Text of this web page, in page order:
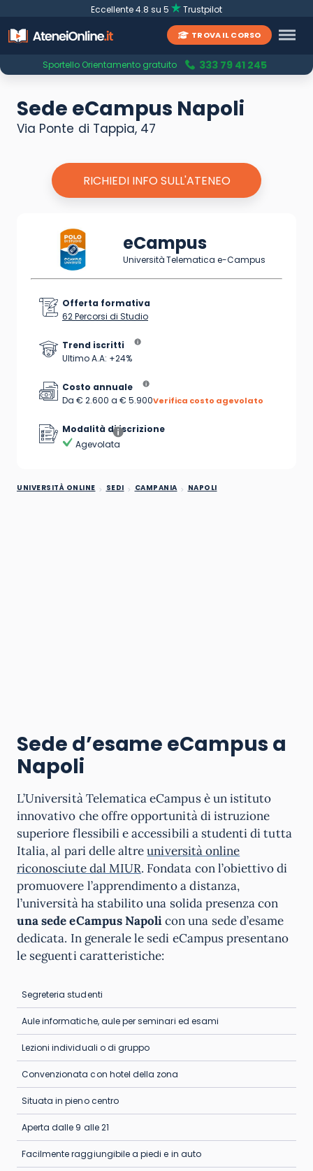
Eccellente 4.8 su 5 Trustpilot
TROVA IL CORSO
Sportello Orientamento gratuito 333 79 41 245
Sede eCampus Napoli
Via Ponte di Tappia, 47
RICHIEDI INFO SULL'ATENEO
eCampus
Università Telematica e-Campus
Offerta formativa
62 Percorsi di Studio
Trend iscritti
Ultimo A.A: +24%
Costo annuale
Da € 2.600 a € 5.900Verifica costo agevolato
Modalità di iscrizione
Agevolata
UNIVERSITÀ ONLINE SEDI CAMPANIA NAPOLI
Sede d’esame eCampus a
Napoli
L’Università Telematica eCampus è un istituto
innovativo che offre opportunità di istruzione
superiore flessibili e accessibili a studenti di tutta
Italia, al pari delle altreuniversità online
riconosciute dal MIUR. Fondata con l’obiettivo di
promuovere l’apprendimento a distanza,
l’università ha stabilito una solida presenza con
una sede eCampus Napolicon una sede d’esame
dedicata. In generale le sedi eCampus presentano
le seguenti caratteristiche:
Segreteria studenti
Aule informatiche, aule per seminari ed esami
Lezioni individuali o di gruppo
Convenzionata con hotel della zona
Situata in pieno centro
Aperta dalle 9 alle 21
Facilmente raggiungibile a piedi e in auto